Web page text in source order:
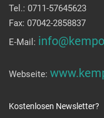
Tel.: 0711-57645623
Fax: 07042-2858837
E-Mail:
Webseite:
Kostenlosen Newsletter?